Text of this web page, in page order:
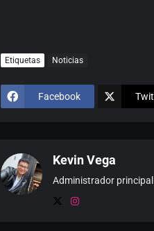
Etiquetas Noticias
Facebook
Kevin Vega
Administrador